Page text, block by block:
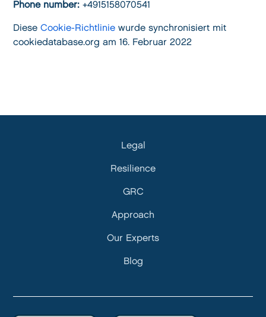
Phone number: +4915158070541
DieseCookie-Richtlinie wurde synchronisiert mit
cookiedatabase.org am 16. Februar 2022
Legal
Resilience
GRC
Approach
Our Experts
Blog